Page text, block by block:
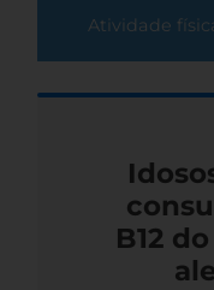
Atividade
B12